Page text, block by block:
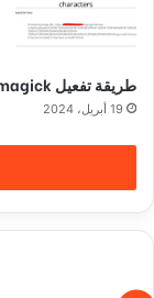
طريقة تفعيل imagick في whm
19 أبريل، 2024